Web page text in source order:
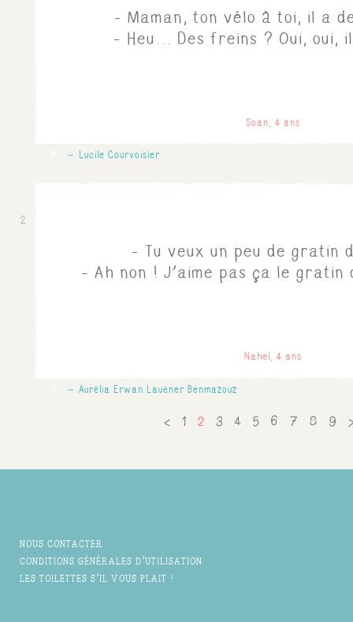
- Maman, ton vélo à toi, il a
- Heu... Des freins ? Oui, oui,
Soan, 4 ans
Lucile Courvoisier
- Tu veux un peu de gratin
- Ah non ! J'aime pas ça le gratin
Nahel, 4 ans
2
Aurélia Erwan Lauëner Benmazouz
< |1 |2 |3 |4 |5 |6 |7 |8 9 |
NOUS CONTACTER
CONDITIONS GÉNÉRALES D'UTILISATION
LES TOILETTES S'IL VOUS PLAIT !